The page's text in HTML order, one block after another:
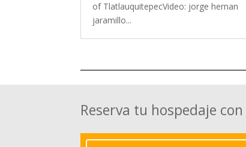
of TlatlauquitepecVideo: jorge hernan
jaramillo...
Reserva tu hospedaje